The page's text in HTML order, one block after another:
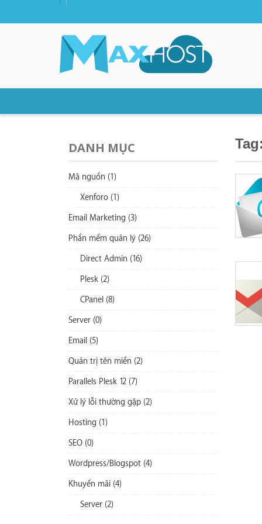
DANH MỤC
Mã nguồn (1)
Xenforo (1)
Email Marketing (3)
Phần mềm quản lý (26)
Direct Admin (16)
Plesk (2)
CPanel (8)
Server (0)
Email (5)
Quản trị tên miền (2)
Parallels Plesk 12 (7)
Xử lý lỗi thường gặp (2)
Hosting (1)
SEO (0)
Wordpress/Blogspot (4)
Khuyến mãi (4)
Server (2)